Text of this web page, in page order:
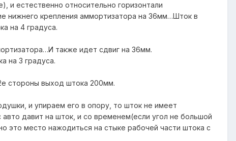
и естественно относительно горизонтали
нижнего крепления аммортизатора на 36мм…Шток в
на 4 градуса.
также идет сдвиг на 36мм.
на 3 градуса.
стороны выход штока 200мм.
и упираем его в опору, то шток не имеет
давит на шток, и со временем(если угол не большой
это место нажодиться на стыке рабочей части штока с